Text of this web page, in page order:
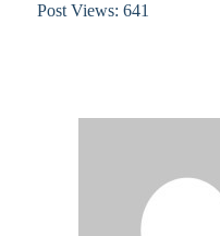
Post Views: 641